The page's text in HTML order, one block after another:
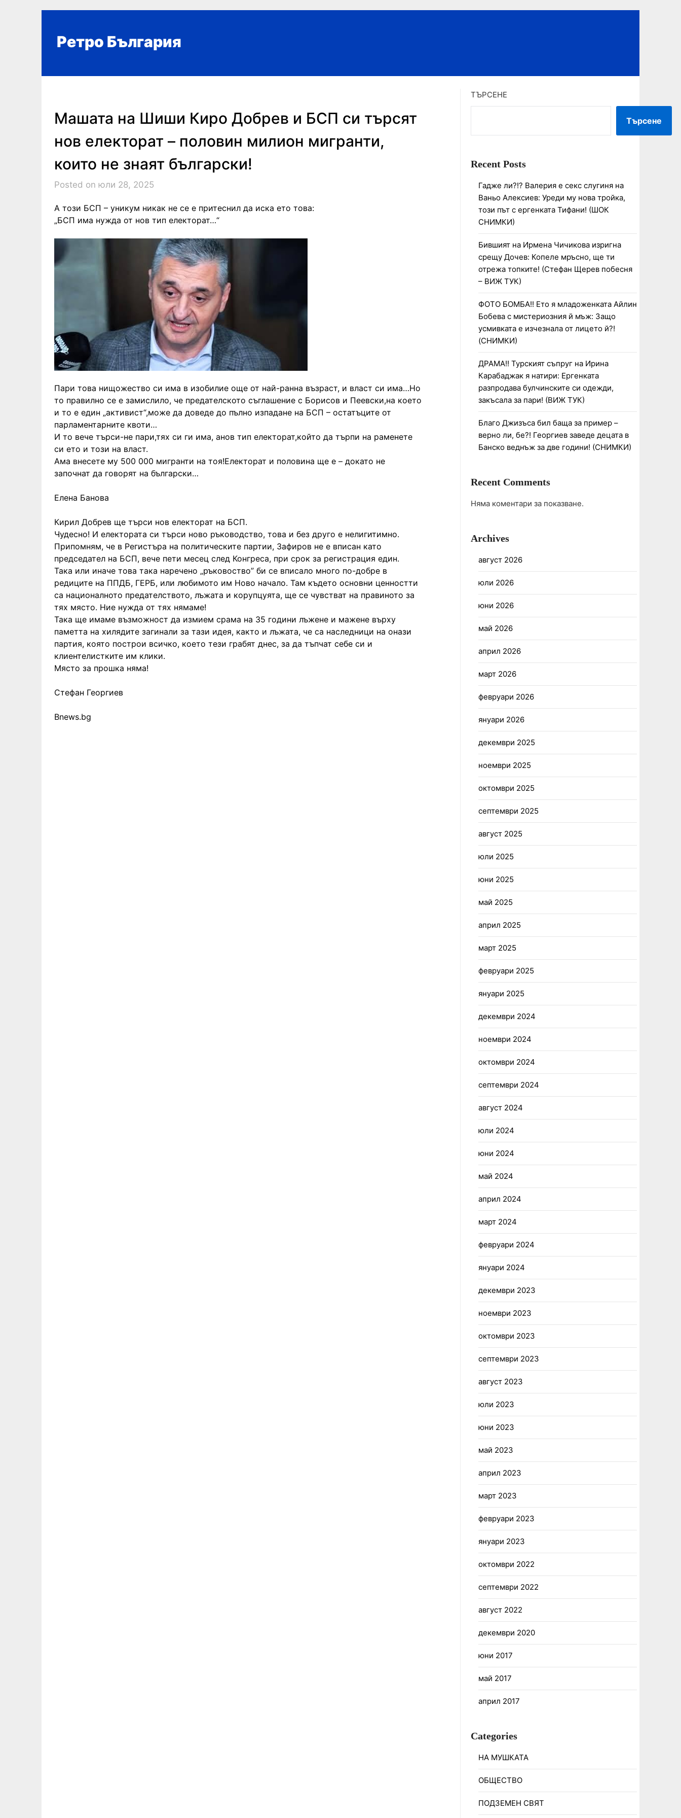
Ретро България
Машата на Шиши Киро Добрев и БСП си търсят
нов електорат – половин милион мигранти,
които не знаят български!
Posted on юли 28, 2025
А този БСП – уникум никак не се е притеснил да иска ето това:
„БСП има нужда от нов тип електорат…“
Пари това нищожество си има в изобилие още от най-ранна възраст, и власт си има…Но
то правилно се е замислило, че предателското съглашение с Борисов и Пеевски,на което
и то е един „активист“,може да доведе до пълно изпадане на БСП – остатъците от
парламентарните квоти…
И то вече търси-не пари,тях си ги има, анов тип електорат,който да търпи на раменете
си ето и този на власт.
Ама внесете му 500 000 мигранти на тоя!Електорат и половина ще е – докато не
започнат да говорят на български…
Елена Банова
Кирил Добрев ще търси нов електорат на БСП.
Чудесно! И електората си търси ново ръководство, това и без друго е нелигитимно.
Припомням, че в Регистъра на политическите партии, Зафиров не е вписан като
председател на БСП, вече пети месец след Конгреса, при срок за регистрация един.
Така или иначе това така наречено „ръковоство” би се вписало много по-добре в
редиците на ППДБ, ГЕРБ, или любимото им Ново начало. Там където основни ценностти
са националното предателството, лъжата и корупцуята, ще се чувстват на правиното за
тях място. Ние нужда от тях нямаме!
Така ще имаме възможност да измием срама на 35 години лъжене и мажене върху
паметта на хилядите загинали за тази идея, както и лъжата, че са наследници на онази
партия, която построи всичко, което тези грабят днес, за да тъпчат себе си и
клиентелистките им клики.
Място за прошка няма!
Стефан Георгиев
Bnews.bg
ТЪРСЕНЕ
Търсене
Recent Posts
Гадже ли?!? Валерия е секс слугиня на
Ваньо Алексиев: Уреди му нова тройка,
този път с ергенката Тифани! (ШОК
СНИМКИ)
Бившият на Ирмена Чичикова изригна
срещу Дочев: Копеле мръсно, ще ти
отрежа топките! (Стефан Щерев побесня
– ВИЖ ТУК)
ФОТО БОМБА!! Ето я младоженката Айлин
Бобева с мистериозния й мъж: Защо
усмивката е изчезнала от лицето й?!
(СНИМКИ)
ДРАМА!! Турският съпруг на Ирина
Карабаджак я натири: Ергенката
разпродава булчинските си одежди,
закъсала за пари! (ВИЖ ТУК)
Благо Джизъса бил баща за пример –
верно ли, бе?! Георгиев заведе децата в
Банско веднъж за две години! (СНИМКИ)
Recent Comments
Няма коментари за показване.
Archives
август 2026
юли 2026
юни 2026
май 2026
април 2026
март 2026
февруари 2026
януари 2026
декември 2025
ноември 2025
октомври 2025
септември 2025
август 2025
юли 2025
юни 2025
май 2025
април 2025
март 2025
февруари 2025
януари 2025
декември 2024
ноември 2024
октомври 2024
септември 2024
август 2024
юли 2024
юни 2024
май 2024
април 2024
март 2024
февруари 2024
януари 2024
декември 2023
ноември 2023
октомври 2023
септември 2023
август 2023
юли 2023
юни 2023
май 2023
април 2023
март 2023
февруари 2023
януари 2023
октомври 2022
септември 2022
август 2022
декември 2020
юни 2017
май 2017
април 2017
Categories
НА МУШКАТА
ОБЩЕСТВО
ПОДЗЕМЕН СВЯТ